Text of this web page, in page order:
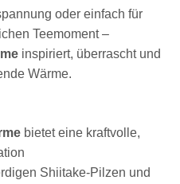
oder einfach für
Teemoment –
inspiriert, überrascht und
Wärme.
bietet eine kraftvolle,
Shiitake-Pilzen und